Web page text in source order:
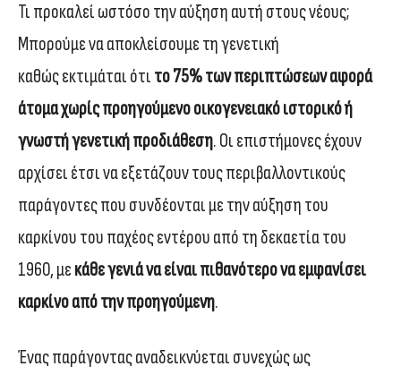
Τι προκαλεί ωστόσο την αύξηση αυτή στους νέους;
Μπορούμε να αποκλείσουμε τη γενετική
καθώς εκτιμάται ότι το 75%των περιπτώσεων αφορά
άτομα χωρίς προηγούμενο οικογενειακό ιστορικό ή
γνωστή γενετική προδιάθεση. Οι επιστήμονες έχουν
αρχίσει έτσι να εξετάζουν τους περιβαλλοντικούς
παράγοντες που συνδέονται με την αύξηση του
καρκίνου του παχέος εντέρου από τη δεκαετία του
1960, με κάθε γενιά να είναι πιθανότερο να εμφανίσει
καρκίνο από την προηγούμενη.
Ένας παράγοντας αναδεικνύεται συνεχώς ως